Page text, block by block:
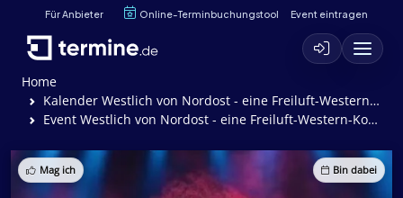
Für Anbieter Online-Terminbuchungstool Event eintragen
Home
Kalender Westlich von Nordost - eine Freiluft-Western-Komödie
Event Westlich von Nordost - eine Freiluft-Western-Komödie
Mag ich Bin dabei